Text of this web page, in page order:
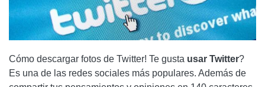
Cómo descargar fotos de Twitter! Te gusta usar Twitter?
Es una de las redes sociales más populares. Además de